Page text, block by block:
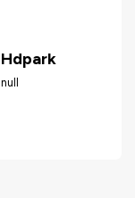
Hdpark
null